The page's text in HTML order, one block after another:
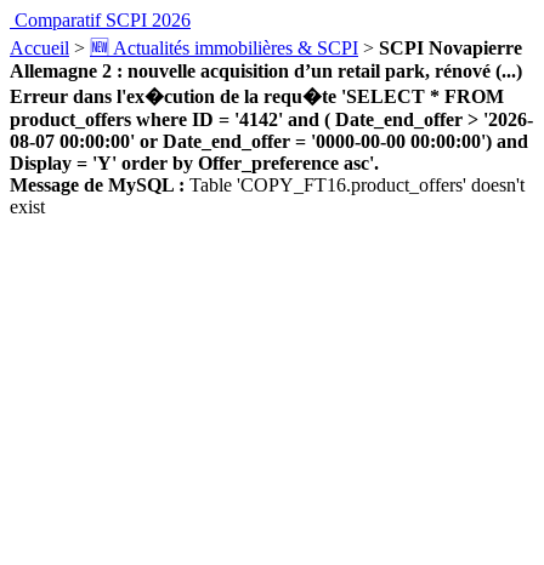
Comparatif SCPI 2026
Accueil > 🆕 Actualités immobilières & SCPI > SCPI Novapierre
Allemagne 2 : nouvelle acquisition d’un retail park, rénové (...)
Erreur dans l'ex�cution de la requ�te 'SELECT * FROM
product_offers where ID = '4142' and ( Date_end_offer > '2026-
08-07 00:00:00' or Date_end_offer = '0000-00-00 00:00:00') and
Display = 'Y' order by Offer_preference asc'.
Message de MySQL : Table 'COPY_FT16.product_offers' doesn't
exist